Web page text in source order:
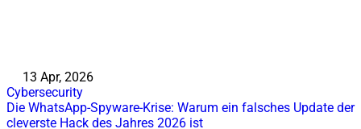
13 Apr, 2026
Cybersecurity
Die WhatsApp-Spyware-Krise: Warum ein falsches Update der
cleverste Hack des Jahres 2026 ist